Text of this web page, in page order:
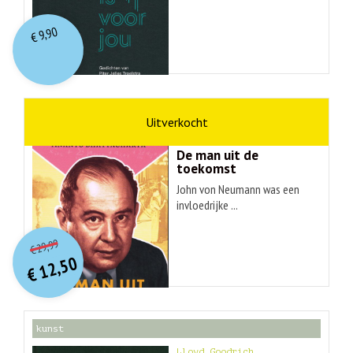
€9,90
De man uit de
toekomst
John von Neumann was een
invloedrijke ...
€29,99O
orspr
onkelijke
prijs
was:
€ 29,99.
€12,50
Huidige
prijs
is:€ 12,50.
kunst